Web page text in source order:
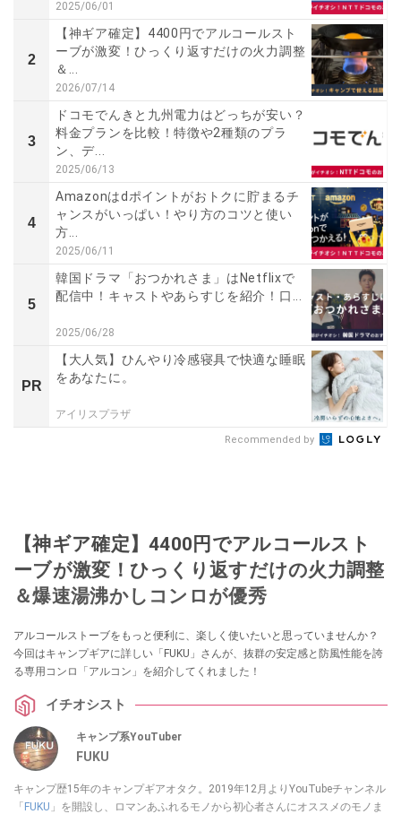
2025/06/01
2
【神ギア確定】4400円でアルコールスト
ーブが激変！ひっくり返すだけの火力調整
＆...
2026/07/14
3
ドコモでんきと九州電力はどっちが安い？
料金プランを比較！特徴や2種類のプラ
ン、デ...
2025/06/13
4
Amazonはdポイントがおトクに貯まるチ
ャンスがいっぱい！やり方のコツと使い
方...
2025/06/11
5
韓国ドラマ「おつかれさま」はNetflixで
配信中！キャストやあらすじを紹介！口...
2025/06/28
PR
【大人気】ひんやり冷感寝具で快適な睡眠
をあなたに。
アイリスプラザ
Recommended by
【神ギア確定】4400円でアルコールスト
ーブが激変！ひっくり返すだけの火力調整
＆爆速湯沸かしコンロが優秀
アルコールストーブをもっと便利に、楽しく使いたいと思っていませんか？
今回はキャンプギアに詳しい「FUKU」さんが、抜群の安定感と防風性能を誇
る専用コンロ「アルコン」を紹介してくれました！
イチオシスト
キャンプ系YouTuber
FUKU
キャンプ歴15年のキャンプギアオタク。2019年12月よりYouTubeチャンネル
「FUKU 」を開設し、ロマンあふれるモノから初心者さんにオススメのモノま